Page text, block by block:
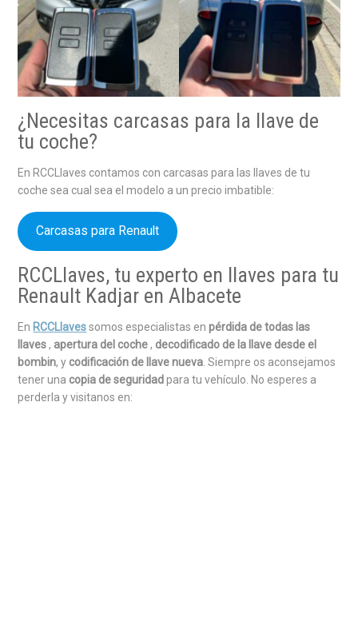
¿Necesitas carcasas para la llave de
tu coche?
En RCCLlaves contamos con carcasas para las llaves de tu
coche sea cual sea el modelo a un precio imbatible:
Carcasas para Renault
RCCLlaves, tu experto en llaves para tu
Renault Kadjar en Albacete
En RCCLlavessomos especialistas enpérdida de todas las
llaves, apertura del coche, decodificado de la llave desde el
bombin, y codificación de llave nueva . Siempre os aconsejamos
tener una copia de seguridadpara tu vehículo. No esperes a
perderla y visitanos en: